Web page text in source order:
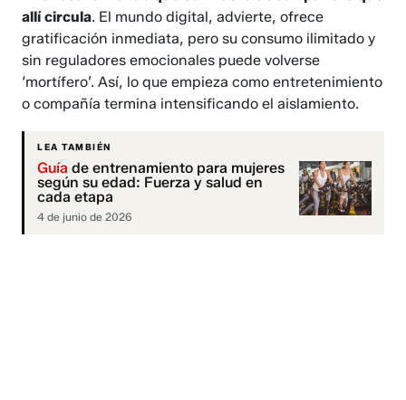
allí circula. El mundo digital, advierte, ofrece
gratificación inmediata, pero su consumo ilimitado y
sin reguladores emocionales puede volverse
‘mortífero’. Así, lo que empieza como entretenimiento
o compañía termina intensificando el aislamiento.
LEA TAMBIÉN
Guía de entrenamiento para mujeres
según su edad: Fuerza y salud en
cada etapa
4 de junio de 2026